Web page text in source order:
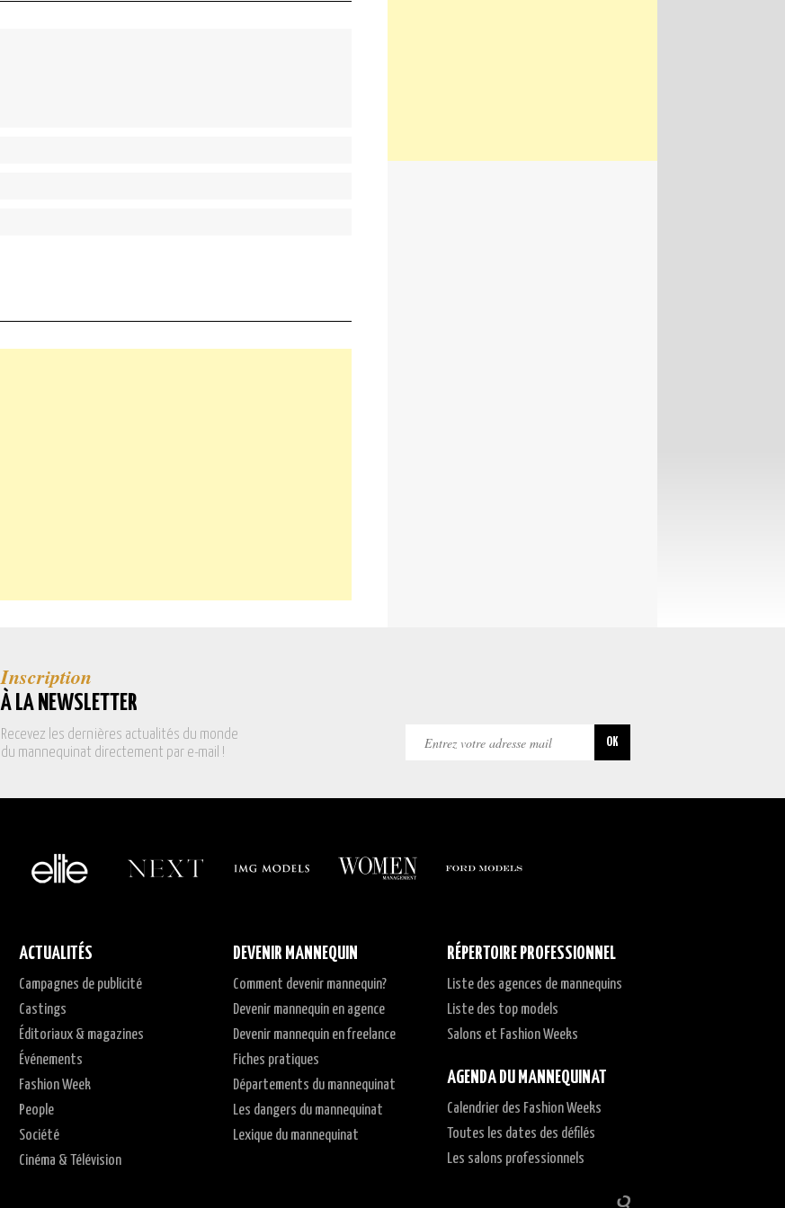
Inscription
À LA NEWSLETTER
Recevez les dernières actualités du monde
du mannequinat directement par e-mail !
ACTUALITÉS
Campagnes de publicité
Castings
Éditoriaux & magazines
Événements
Fashion Week
People
Société
Cinéma & Télévision
DEVENIR MANNEQUIN
Comment devenir mannequin?
Devenir mannequin en agence
Devenir mannequin en freelance
Fiches pratiques
Départements du mannequinat
Les dangers du mannequinat
Lexique du mannequinat
RÉPERTOIRE PROFESSIONNEL
Liste des agences de mannequins
Liste des top models
Salons et Fashion Weeks
AGENDA DU MANNEQUINAT
Calendrier des Fashion Weeks
Toutes les dates des défilés
Les salons professionnels